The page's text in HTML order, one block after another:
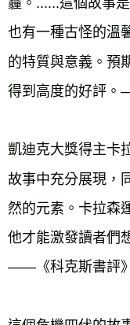
霾。......這個故事
也有一種古怪的溫
的特質與意義。預
得到高度的好評。
凱迪克大獎得主卡
故事中充分展現，
然的元素。卡拉森
他才能激發讀者們
——《科克斯書評》